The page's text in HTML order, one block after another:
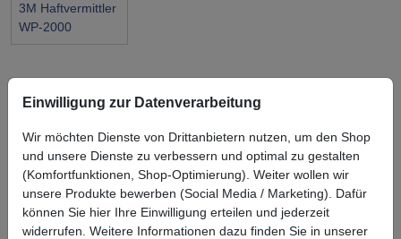
3M Haftvermittler
WP-2000
Symbol
Vorteil
3M BestPartner Commercial Solutions
Preisschutz für unsere Kunden
Einwilligung zur Datenverarbeitung
Wir möchten Dienste von Drittanbietern nutzen, um den Shop
und unsere Dienste zu verbessern und optimal zu gestalten
(Komfortfunktionen, Shop-Optimierung). Weiter wollen wir
unsere Produkte bewerben (Social Media / Marketing). Dafür
können Sie hier Ihre Einwilligung erteilen und jederzeit
widerrufen. Weitere Informationen dazu finden Sie in unserer